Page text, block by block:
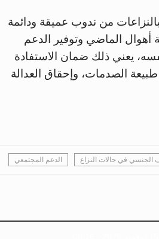
من ندوب عميقة ودائمة
أهوال الماضي وتوفير الدعم
يعني ذلك ضمان الاستفادة
الصدمات، وإحقاق العدالة
الجنسي في حالات النزاع الدعم المجتمعي